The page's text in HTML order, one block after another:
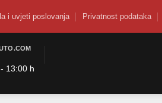
i uvjeti poslovanja Privatnost podataka
13:00 h